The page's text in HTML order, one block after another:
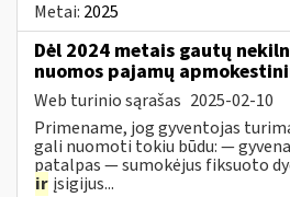
Metai: 2025
Dėl 2024 metais gautų
nuomos pajamų
Web turinio sąrašas 2025-02-10
Primename, jog gyventojas
gali nuomoti tokiu būdu: —
patalpas — sumokėjus fiksuoto
ir įsigijus...